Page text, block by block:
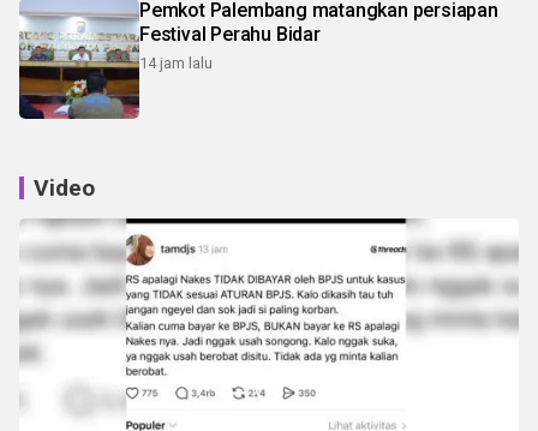
Pemkot Palembang matangkan persiapan
Festival Perahu Bidar
14 jam lalu
Video